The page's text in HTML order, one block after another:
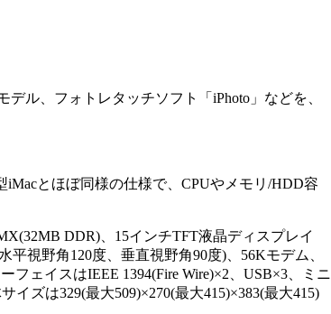
ル、フォトレタッチソフト「iPhoto」などを、
とほぼ同様の仕様で、CPUやメモリ/HDD容
DDR)、15インチTFT液晶ディスプレイ
平視野角120度、垂直視野角90度)、56Kモデム、
フェイスはIEEE 1394(Fire Wire)×2、USB×3、ミニ
イズは329(最大509)×270(最大415)×383(最大415)